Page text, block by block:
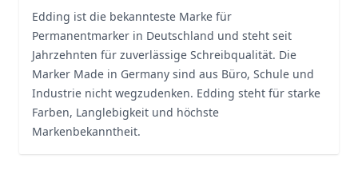
Edding ist die bekannteste Marke für
Permanentmarker in Deutschland und steht seit
Jahrzehnten für zuverlässige Schreibqualität. Die
Marker Made in Germany sind aus Büro, Schule und
Industrie nicht wegzudenken. Edding steht für starke
Farben, Langlebigkeit und höchste
Markenbekanntheit.